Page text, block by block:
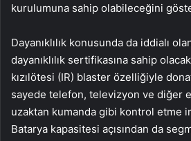
kurulumuna sahip olabileceğini
Dayanıklılık konusunda da iddialı
dayanıklılık sertifikasına sahip
kızılötesi (IR) blaster özelliğiyle
sayede telefon, televizyon ve diğer
uzaktan kumanda gibi kontrol etme
Batarya kapasitesi açısından da